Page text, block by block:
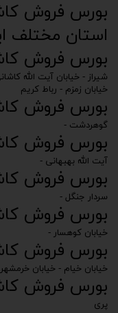
بورس فروش
استان مختلف
بورس فروش
شیراز - خیابان آیت الله
خیابان زمزم - رباط کریم
بورس فروش
گوهردشت -
بورس فروش
آیت الله بهبهانی -
بورس فروش
سردار جنگل -
بورس فروش
خیابان کوهسار -
بورس فروش
خیابان خیام - خیابان خرمشهر
بورس فروش
پری